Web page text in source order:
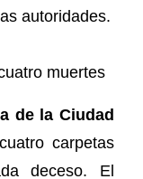
autoridades.
muertes
de la Ciudad
carpetas
deceso. El